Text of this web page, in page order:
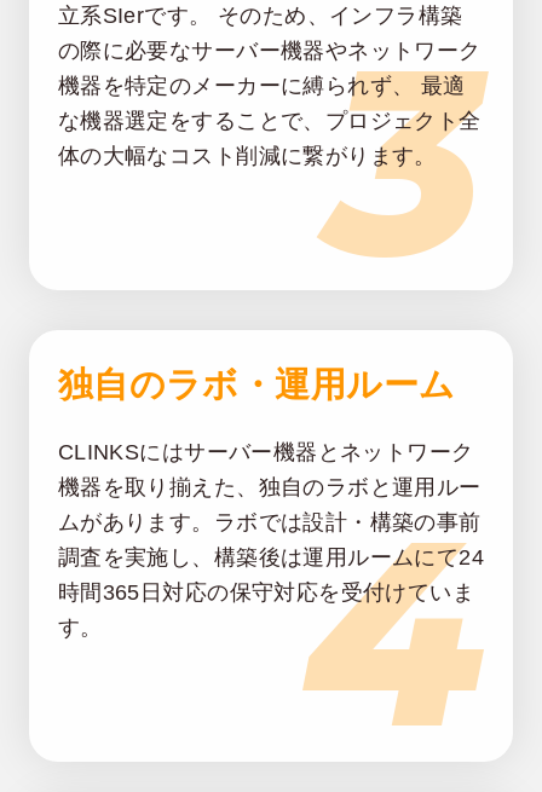
立系SIerです。 そのため、インフラ構築
の際に必要なサーバー機器やネットワーク
機器を特定のメーカーに縛られず、 最適
な機器選定をすることで、プロジェクト全
体の大幅なコスト削減に繋がります。
3
独自のラボ・運用ルーム
CLINKSにはサーバー機器とネットワーク
機器を取り揃えた、独自のラボと運用ルー
ムがあります。ラボでは設計・構築の事前
調査を実施し、構築後は運用ルームにて24
時間365日対応の保守対応を受付けていま
す。
4